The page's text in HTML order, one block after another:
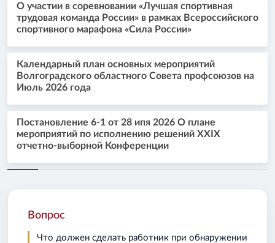
О участии в соревновании «Лучшая спортивная
трудовая команда России» в рамках Всероссийского
спортивного марафона «Сила России»
Календарный план основных мероприятий
Волгоградского областного Совета профсоюзов на
Июль 2026 года
Постановление 6-1 от 28 ипя 2026 О плане
мероприятий по исполнению решений XXIX
отчетно-выборной Конференции
Вопрос
Что должен сделать работник при обнаружении